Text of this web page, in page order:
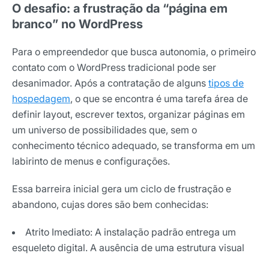
O desafio: a frustração da “página em
branco” no WordPress
Para o empreendedor que busca autonomia, o primeiro
contato com o WordPress tradicional pode ser
desanimador. Após a contratação de alguns tipos de
hospedagem, o que se encontra é uma tarefa área de
definir layout, escrever textos, organizar páginas em
um universo de possibilidades que, sem o
conhecimento técnico adequado, se transforma em um
labirinto de menus e configurações.
Essa barreira inicial gera um ciclo de frustração e
abandono, cujas dores são bem conhecidas:
Atrito Imediato: A instalação padrão entrega um
esqueleto digital. A ausência de uma estrutura visual